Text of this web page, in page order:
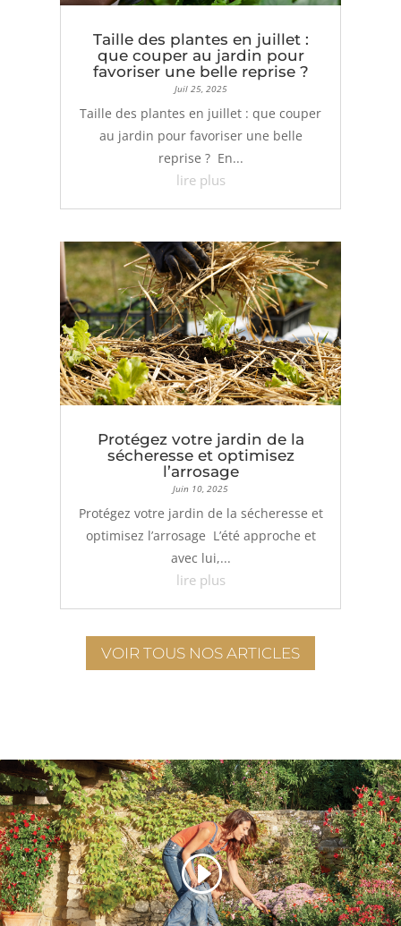
Taille des plantes en juillet :
que couper au jardin pour
favoriser une belle reprise ?
Juil 25, 2025
Taille des plantes en juillet : que couper
au jardin pour favoriser une belle
reprise ? En...
lire plus
Protégez votre jardin de la
sécheresse et optimisez
l’arrosage
Juin 10, 2025
Protégez votre jardin de la sécheresse et
optimisez l’arrosage L’été approche et
avec lui,...
lire plus
VOIR TOUS NOS ARTICLES